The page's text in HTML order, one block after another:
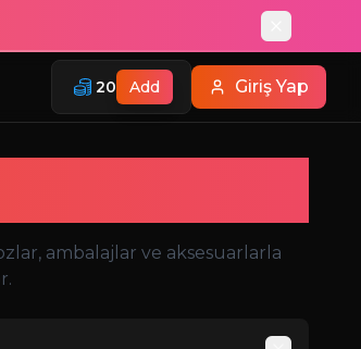
20 Add Giriş Yap
ambalajlar ve aksesuarlarla